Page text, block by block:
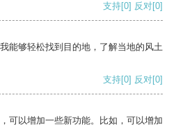
支持[0] 反对[0]
能够轻松找到目的地，了解当地的风土
支持[0] 反对[0]
可以增加一些新功能。比如，可以增加